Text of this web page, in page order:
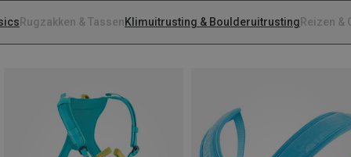
Rugzakken & TassenKlimuitrusting & Boulderuitrusting Reizen &